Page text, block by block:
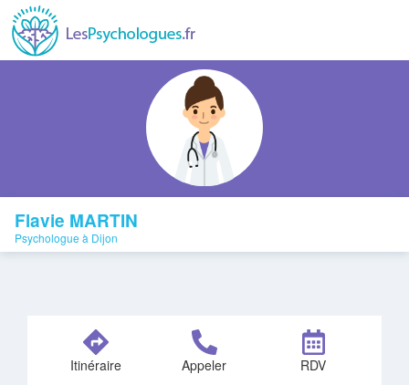
Flavie MARTIN
Psychologue à Dijon
Itinéraire Appeler RDV